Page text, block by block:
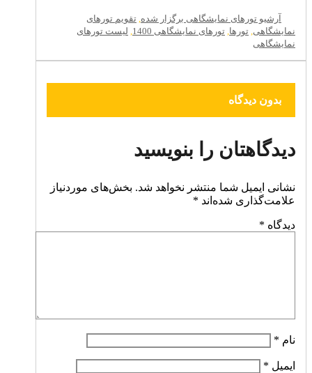
آرشیو تورهای نمایشگاهی برگزار شده, تقویم تورهای
نمایشگاهی, تورها, تورهای نمایشگاهی 1400 , لیست تورهای
نمایشگاهی
بدون دیدگاه
دیدگاهتان را بنویسید
نشانی ایمیل شما منتشر نخواهد شد. بخش‌های موردنیاز
علامت‌گذاری شده‌اند *
دیدگاه *
نام *
ایمیل *